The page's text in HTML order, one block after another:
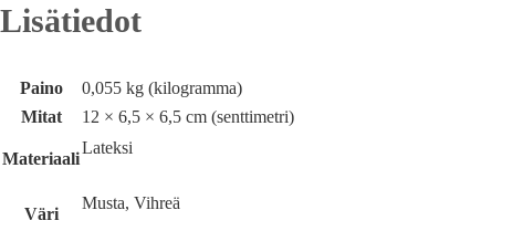
Lisätiedot
Paino
0,055 kg (kilogramma)
Mitat
12 × 6,5 × 6,5 cm (senttimetri)
Materiaali
Lateksi
Väri
Musta, Vihreä